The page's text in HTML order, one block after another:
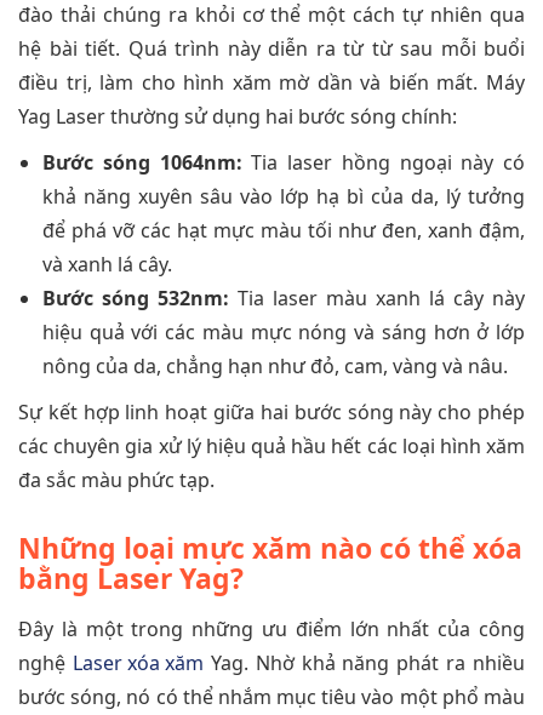
đào thải chúng ra khỏi cơ thể một cách tự nhiên qua
hệ bài tiết. Quá trình này diễn ra từ từ sau mỗi buổi
điều trị, làm cho hình xăm mờ dần và biến mất. Máy
Yag Laser thường sử dụng hai bước sóng chính:
Bước sóng 1064nm: Tia laser hồng ngoại này có
khả năng xuyên sâu vào lớp hạ bì của da, lý tưởng
để phá vỡ các hạt mực màu tối như đen, xanh đậm,
và xanh lá cây.
Bước sóng 532nm: Tia laser màu xanh lá cây này
hiệu quả với các màu mực nóng và sáng hơn ở lớp
nông của da, chẳng hạn như đỏ, cam, vàng và nâu.
Sự kết hợp linh hoạt giữa hai bước sóng này cho phép
các chuyên gia xử lý hiệu quả hầu hết các loại hình xăm
đa sắc màu phức tạp.
Những loại mực xăm nào có thể xóa
bằng Laser Yag?
Đây là một trong những ưu điểm lớn nhất của công
nghệ Laser xóa xăm Yag. Nhờ khả năng phát ra nhiều
bước sóng, nó có thể nhắm mục tiêu vào một phổ màu